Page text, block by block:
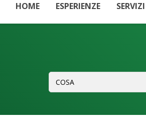
HOME ESPERIENZE SERVIZI